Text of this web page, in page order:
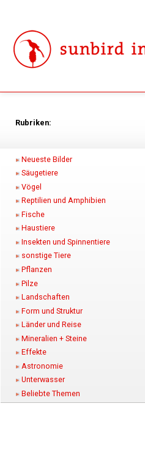
Rubriken:
Neueste Bilder
Säugetiere
Vögel
Reptilien und Amphibien
Fische
Haustiere
Insekten und Spinnentiere
sonstige Tiere
Pflanzen
Pilze
Landschaften
Form und Struktur
Länder und Reise
Mineralien + Steine
Effekte
Astronomie
Unterwasser
Beliebte Themen